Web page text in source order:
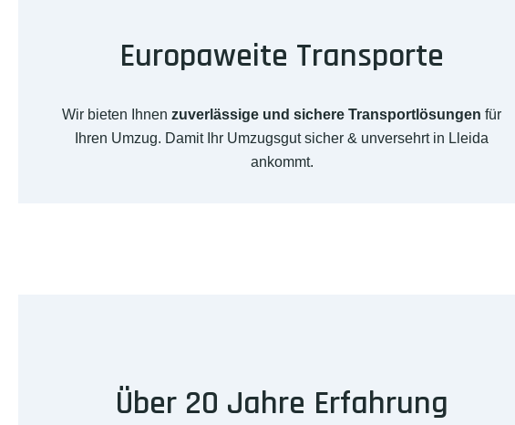
Europaweite Transporte
Wir bieten Ihnen zuverlässige und sichere Transportlösungen für
Ihren Umzug. Damit Ihr Umzugsgut sicher & unversehrt in Lleida
ankommt.
Über 20 Jahre Erfahrung